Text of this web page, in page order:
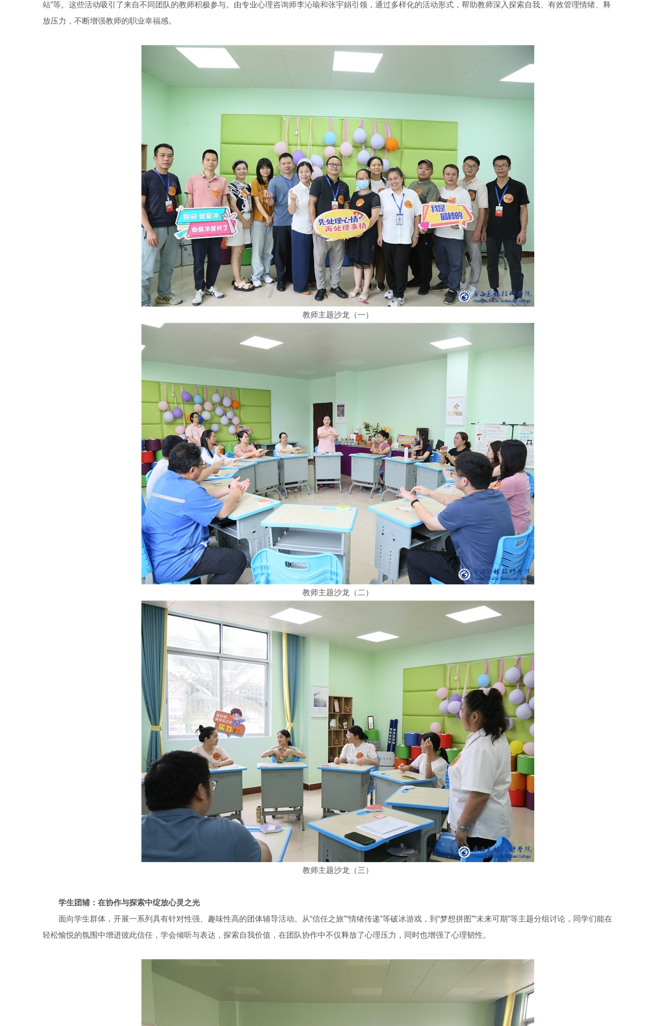
站”等。这些活动吸引了来自不同团队的教师积极参与。由专业心理咨询师李沁瑜和张宇娟引领，通过多样化的活动形式，帮助教师深入探索自我、有效管理情绪、释
放压力，不断增强教师的职业幸福感。
教师主题沙龙（一）
教师主题沙龙（二）
教师主题沙龙（三）
学生团辅：在协作与探索中绽放心灵之光
面向学生群体，开展一系列具有针对性强、趣味性高的团体辅导活动。从“信任之旅”“情绪传递”等破冰游戏，到“梦想拼图”“未来可期”等主题分组讨论，同学们能在
轻松愉悦的氛围中增进彼此信任，学会倾听与表达，探索自我价值，在团队协作中不仅释放了心理压力，同时也增强了心理韧性。